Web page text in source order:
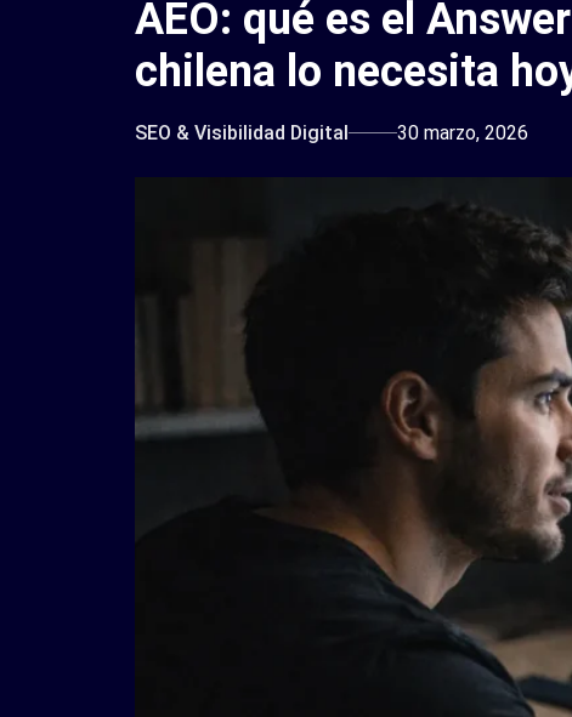
AEO: qué es el
chilena lo necesita
SEO & Visibilidad Digital 30 marzo, 2026